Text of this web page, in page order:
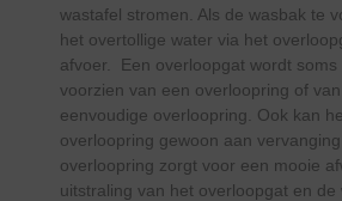
wastafel stromen. Als de wasbak te
het overtollige water via het
afvoer. Een overloopgat wordt soms
voorzien van een overloopring of
eenvoudige overloopring. Ook kan
overloopring gewoon aan
overloopring zorgt voor een mooie
uitstraling van het overloopgat en de